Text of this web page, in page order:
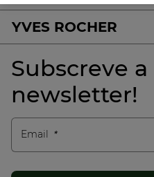
YVES ROCHER
Subscreve a
newsletter!
Email